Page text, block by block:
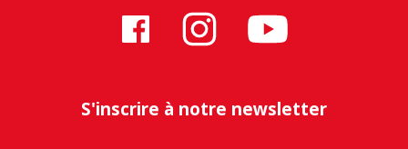
S'inscrire à notre newsletter